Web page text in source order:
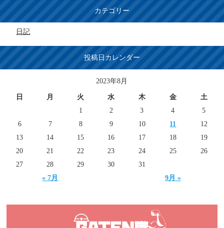
カテゴリー
日記
投稿日カレンダー
2023年8月
日 月 火 水 木 金 土
« 7月 9月 »
1 2 3 4
5
6
7 8 9 10 11
12
13
14 15 16 17 18
19
20
21 22 23 24 25
26
27
28 29 30 31